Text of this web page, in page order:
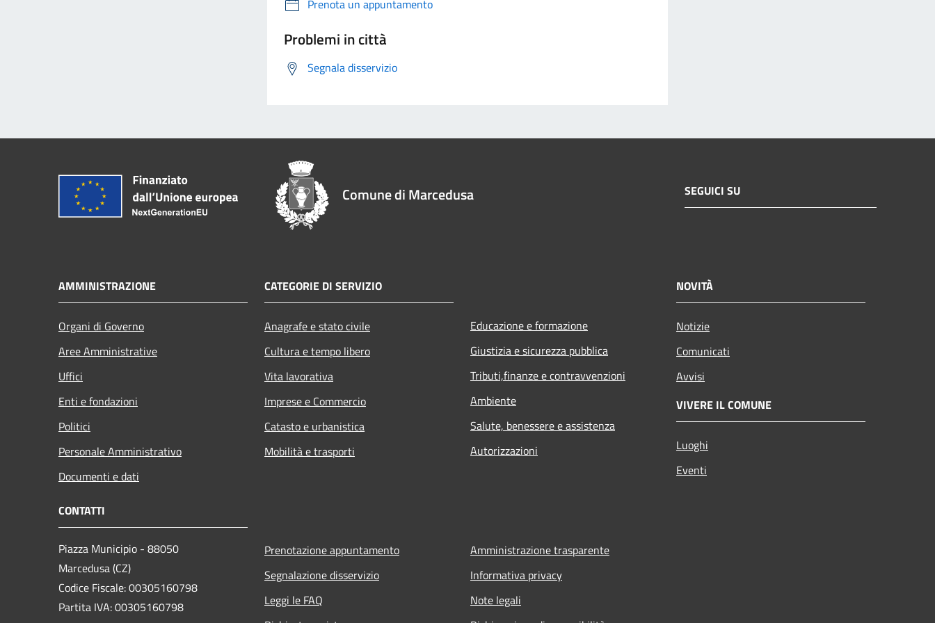
Prenota un appuntamento
Problemi in città
Segnala disservizio
Comune di Marcedusa SEGUICI SU
AMMINISTRAZIONE
Organi di Governo
Aree Amministrative
Uffici
Enti e fondazioni
Politici
Personale Amministrativo
Documenti e dati
CATEGORIE DI SERVIZIO
Anagrafe e stato civile
Cultura e tempo libero
Vita lavorativa
Imprese e Commercio
Catasto e urbanistica
Mobilità e trasporti
Educazione e formazione
Giustizia e sicurezza pubblica
Tributi,finanze e contravvenzioni
Ambiente
Salute, benessere e assistenza
Autorizzazioni
NOVITÀ
Notizie
Comunicati
Avvisi
VIVERE IL COMUNE
Luoghi
Eventi
CONTATTI
Piazza Municipio - 88050
Marcedusa (CZ)
Codice Fiscale: 00305160798
Partita IVA: 00305160798
Prenotazione appuntamento
Segnalazione disservizio
Leggi le FAQ
Amministrazione trasparente
Informativa privacy
Note legali